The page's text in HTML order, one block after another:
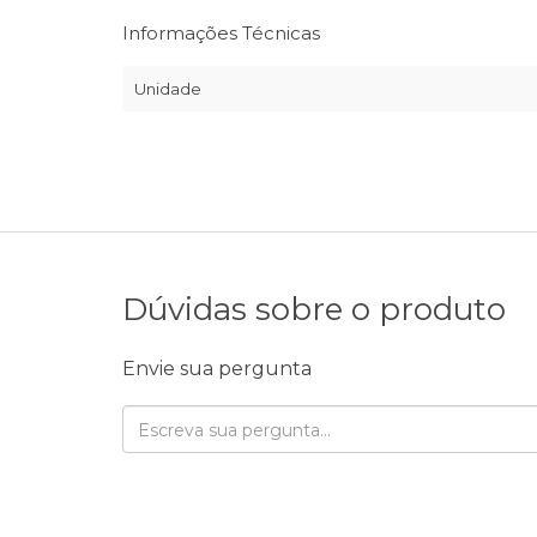
Informações Técnicas
Unidade
Dúvidas sobre o produto
Envie sua pergunta